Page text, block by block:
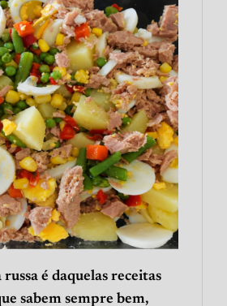
russa é daquelas receitas
sabem sempre bem,